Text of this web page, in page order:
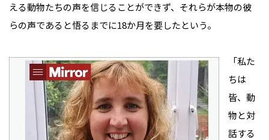
える動物たちの声を信じることができず、それらが本物の彼
らの声であると悟るまでに18か月を要したという。
「私た
ちは
皆、動
物と対
話する